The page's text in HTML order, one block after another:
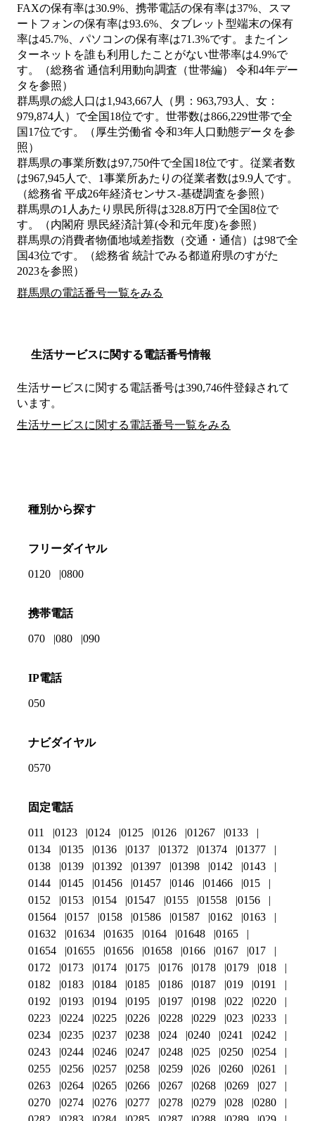
FAXの保有率は30.9%、携帯電話の保有率は37%、スマ
ートフォンの保有率は93.6%、タブレット型端末の保有
率は45.7%、パソコンの保有率は71.3%です。またイン
ターネットを誰も利用したことがない世帯率は4.9%で
す。（総務省 通信利用動向調査（世帯編） 令和4年デー
タを参照）
群馬県の総人口は1,943,667人（男：963,793人、女：
979,874人）で全国18位です。世帯数は866,229世帯で全
国17位です。（厚生労働省 令和3年人口動態データを参
照）
群馬県の事業所数は97,750件で全国18位です。従業者数
は967,945人で、1事業所あたりの従業者数は9.9人です。
（総務省 平成26年経済センサス‐基礎調査を参照）
群馬県の1人あたり県民所得は328.8万円で全国8位で
す。（内閣府 県民経済計算(令和元年度)を参照）
群馬県の消費者物価地域差指数（交通・通信）は98で全
国43位です。（総務省 統計でみる都道府県のすがた
2023を参照）
群馬県の電話番号一覧をみる
生活サービスに関する電話番号情報
生活サービスに関する電話番号は390,746件登録されて
います。
生活サービスに関する電話番号一覧をみる
種別から探す
フリーダイヤル
0120 0800
携帯電話
070 080 090
IP電話
050
ナビダイヤル
0570
固定電話
011 0123 0124 0125 0126 01267
0133
0134
0135 0136 0137 01372 01374
01377
0138
0139 01392 01397 01398 0142
0143
0144
0145 01456 01457 0146 01466
015
0152
0153 0154 01547 0155 01558
0156
01564
0157 0158 01586 01587 0162
0163
01632
01634 01635 0164 01648
0165
01654
01655 01656 01658 0166 0167
017
0172
0173 0174 0175 0176 0178 0179
018
0182
0183 0184 0185 0186 0187 019
0191
0192
0193 0194 0195 0197 0198 022
0220
0223
0224 0225 0226 0228 0229 023
0233
0234
0235 0237 0238 024 0240 0241
0242
0243
0244 0246 0247 0248 025 0250
0254
0255
0256 0257 0258 0259 026 0260
0261
0263
0264 0265 0266 0267 0268 0269
027
0270
0274 0276 0277 0278 0279 028
0280